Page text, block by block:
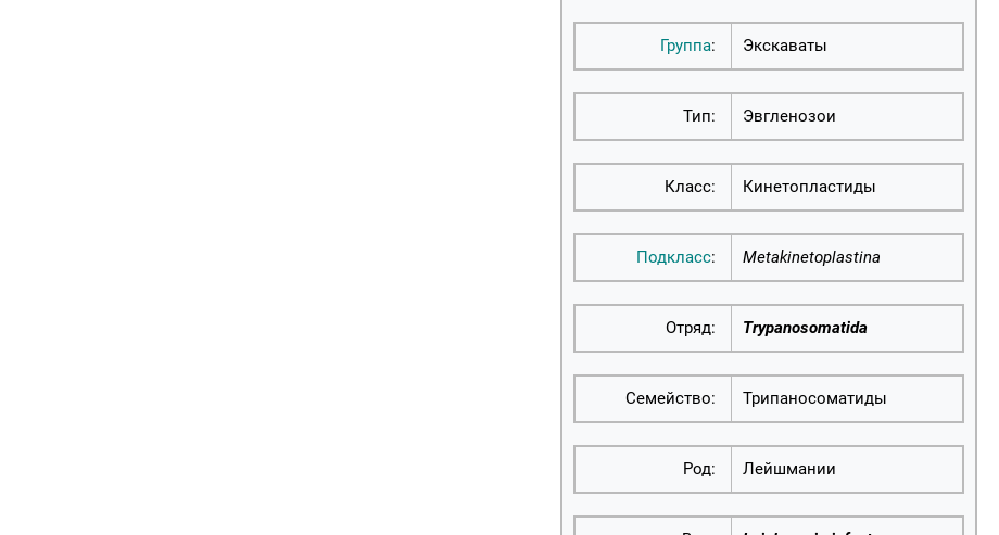
Группа: Экскаваты
Тип: Эвгленозои
Класс: Кинетопластиды
Подкласс: Metakinetoplastina
Отряд: Trypanosomatida
Семейство: Трипаносоматиды
Род: Лейшмании